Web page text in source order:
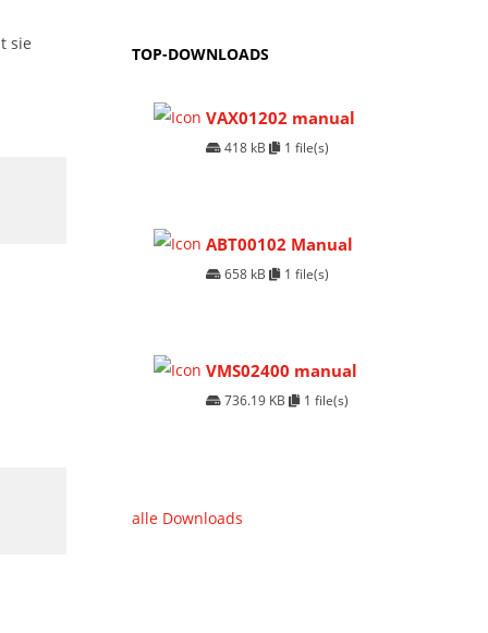
sie
TOP-DOWNLOADS
VAX01202 manual
418 kB 1 file(s)
ABT00102 Manual
658 kB 1 file(s)
VMS02400 manual
736.19 KB 1 file(s)
alle Downloads